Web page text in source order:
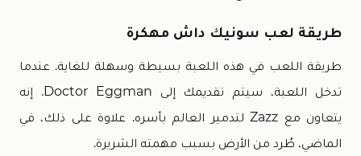
طريقة لعب سونيك داش مهكرة
طريقة اللعب في هذه اللعبة بسيطة وسهلة للغاية. عندما
تدخل اللعبة، سيتم تقديمك إلى Doctor Eggman. إنه
يتعاون مع Zazz لتدمير العالم بأسره. علاوة على ذلك، في
الماضي، طُرد من الأرض بسبب مهمته الشريرة.